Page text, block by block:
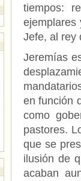
tiempos:
ejemplares
Jefe, al rey
Jeremías
en función
como
pastores.
que se
ilusión de
acaban